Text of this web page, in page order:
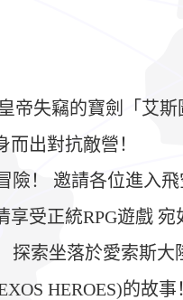
帝失竊的寶劍「艾斯
出對抗敵營！
險！ 邀請各位進入
受正統RPG遊戲
探索坐落於愛索斯
HEROES)的故事